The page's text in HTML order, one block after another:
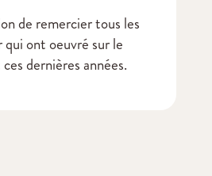
de remercier tous les
ont oeuvré sur le
dernières années.